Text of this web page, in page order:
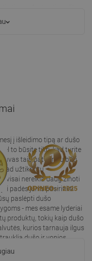
komplekto su visais
į išleidimo tipą ar dušo
to būsite tikri, kad turite
taip pat turėtų būti
kad užtikrintų
visai nereikia daug žinoti
padės jums pasirinkti
paslėpti dušo
- mes esame lyderiai
produktų, tokių kaip dušo
kurios tarnauja ilgus
dušo ir vonios
vonios interjerą!